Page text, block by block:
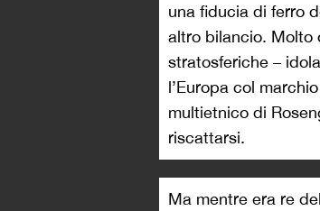
una fiducia di ferro
altro bilancio. Molto
stratosferiche –
l’Europa col
multietnico di
riscattarsi.
Ma mentre era re